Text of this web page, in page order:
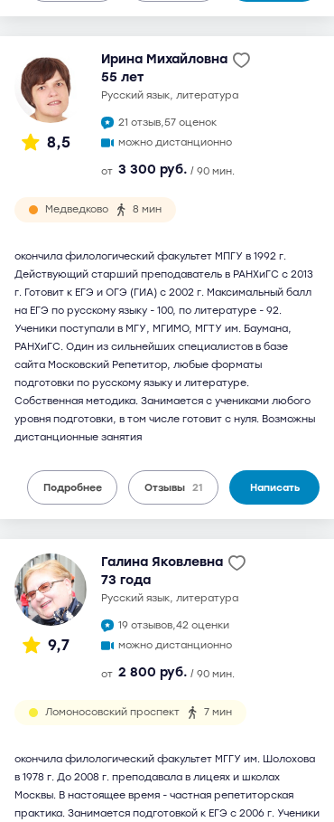
8,5
Ирина Михайловна
55 лет
русский язык, литература
21 отзыв,57 оценок
можно дистанционно
от 3 300 руб. / 90 мин.
Медведково 8 мин
окончила филологический факультет МПГУ в 1992 г.
Действующий старший преподаватель в РАНХиГС с 2013
г. Готовит к ЕГЭ и ОГЭ (ГИА) с 2002 г. Максимальный балл
на ЕГЭ по русскому языку - 100, по литературе - 92.
Ученики поступали в МГУ, МГИМО, МГТУ им. Баумана,
РАНХиГС. Один из сильнейших специалистов в базе
сайта Московский Репетитор, любые форматы
подготовки по русскому языку и литературе.
Собственная методика. Занимается с учениками любого
уровня подготовки, в том числе готовит с нуля. Возможны
дистанционные занятия
Подробнее Отзывы 21 Написать
9,7
Галина Яковлевна
73 года
русский язык, литература
19 отзывов,42 оценки
можно дистанционно
от 2 800 руб. / 90 мин.
Ломоносовский проспект 7 мин
окончила филологический факультет МГГУ им. Шолохова
в 1978 г. До 2008 г. преподавала в лицеях и школах
Москвы. В настоящее время - частная репетиторская
практика. Занимается подготовкой к ЕГЭ с 2006 г. Ученики